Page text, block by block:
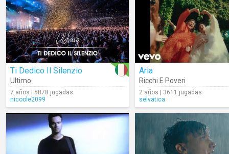
Ti Dedico Il Silenzio
Ultimo
7 años | 5878 jugadas
nicoole2099
Aria
Ricchi E Poveri
2 años | 3611 jugadas
selvatica